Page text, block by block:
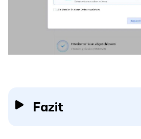
Fazit